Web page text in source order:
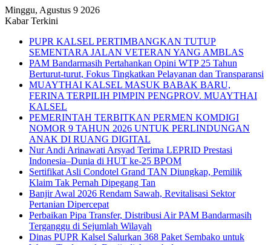
Minggu, Agustus 9 2026
Kabar Terkini
PUPR KALSEL PERTIMBANGKAN TUTUP
SEMENTARA JALAN VETERAN YANG AMBLAS
PAM Bandarmasih Pertahankan Opini WTP 25 Tahun
Berturut-turut, Fokus Tingkatkan Pelayanan dan Transparansi
MUAYTHAI KALSEL MASUK BABAK BARU,
FERINA TERPILIH PIMPIN PENGPROV. MUAYTHAI
KALSEL
PEMERINTAH TERBITKAN PERMEN KOMDIGI
NOMOR 9 TAHUN 2026 UNTUK PERLINDUNGAN
ANAK DI RUANG DIGITAL
Nur Andi Arinawati Arsyad Terima LEPRID Prestasi
Indonesia–Dunia di HUT ke-25 BPOM
Sertifikat Asli Condotel Grand TAN Diungkap, Pemilik
Klaim Tak Pernah Dipegang Tan
Banjir Awal 2026 Rendam Sawah, Revitalisasi Sektor
Pertanian Dipercepat
Perbaikan Pipa Transfer, Distribusi Air PAM Bandarmasih
Terganggu di Sejumlah Wilayah
Dinas PUPR Kalsel Salurkan 368 Paket Sembako untuk